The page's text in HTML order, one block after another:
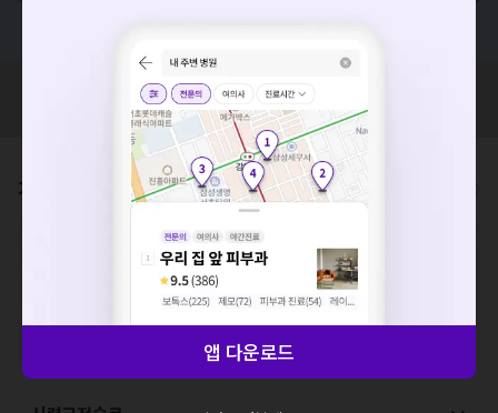
혹시 잘못된 병원정보가 있나요?
모두닥 팀에 알려주세요!
가격표 비급여/급여 진료란?
추가비용 등으로 실제 가격과 상이할 수 있으니, 정확
한 가격은 해당 의료기관에 직접 문의해주세요.
건강보험심사평가원
에 고지되어 있는 급여 진료 기준 가
격입니다. (진료와 연관된 복합적인 비용이 추가되어, 병원마다 금액이 다르게
산정될 수 있는 점 참고 바랍니다.)
VAT 포함
요청하신 작업을 처리하지 못했습니다.
네트워크 또는 서버의 일시적인 오류로, 잠시 후 다시 시도해주
세요. 지속적으로 문제가 발생할 경우 모두닥 채널톡으로 문의
앱 다운로드